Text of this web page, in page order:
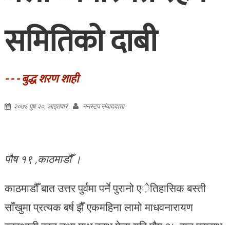
समितिको दाबी
- - - बुद्ध शरण शाही
२०७६ पुष २०, आइतवार ननस्टप संवाददाता
पौष १९ ,काठमाडौँ ।
काठमाडौँ बात उत्तर पुर्वमा पर्ने पुरानो एेतिहासिक बस्ती
साँखुमा प्रत्यक बर्ष झैँ एकमहिना लामो माधवनारायण